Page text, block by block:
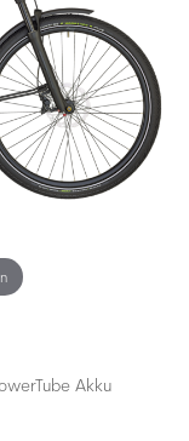
Akku